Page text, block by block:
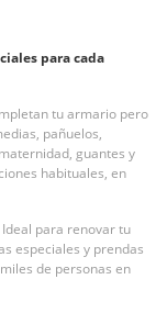
para cada
tu armario pero
pañuelos,
guantes y
habituales, en
Ideal para renovar tu
especiales y prendas
de personas en